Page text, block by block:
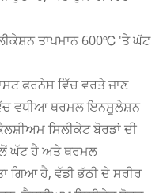
ਤਾਪਮਾਨ 600℃ 'ਤੇ ਘੱਟ
ਫਰਨੇਸ ਵਿੱਚ ਵਰਤੇ ਜਾਣ
ਵਧੀਆ ਥਰਮਲ ਇਨਸੂਲੇਸ਼ਨ
ਸਿਲੀਕੇਟ ਬੋਰਡਾਂ ਦੀ
ਘੱਟ ਹੈ ਅਤੇ ਥਰਮਲ
ਗਿਆ ਹੈ, ਵੱਡੀ ਭੱਠੀ ਦੇ ਸਰੀਰ